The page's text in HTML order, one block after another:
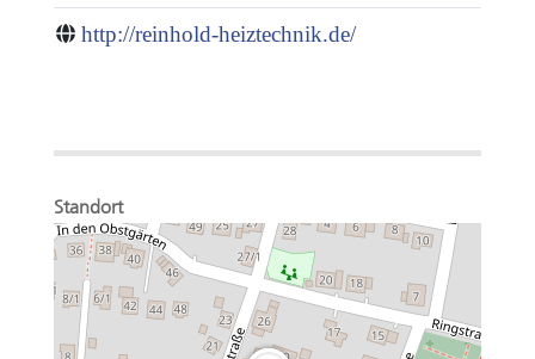
http://reinhold-heiztechnik.de/
Standort